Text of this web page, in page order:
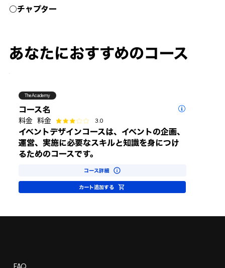
○チャプター
あなたにおすすめのコース
TheAcademy
コース名
料金 料金 3.0
平均評価 3 /5
イベントデザインコースは、イベントの企画、
運営、実施に必要なスキルと知識を身につけ
るためのコースです。
コース詳細
カート追加する